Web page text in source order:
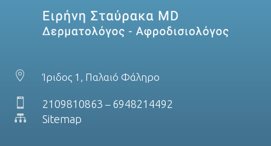
 Ίριδος 1, Παλαιό Φάληρο
 2109810863 – 6948214492

Sitemap